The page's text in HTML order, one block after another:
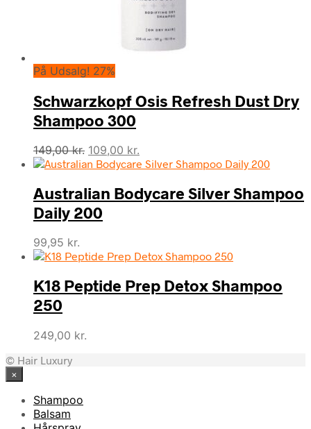
På Udsalg! 27%
Schwarzkopf Osis Refresh Dust Dry
Shampoo 300
149,00kr. Den
oprindelige
var:
149,00 kr..
109,00 kr.
aktuelle
er:
109,00 kr..
Australian Bodycare Silver Shampoo
Daily 200
99,95 kr.
K18 Peptide Prep Detox Shampoo
250
249,00 kr.
© Hair Luxury
×
Shampoo
Balsam